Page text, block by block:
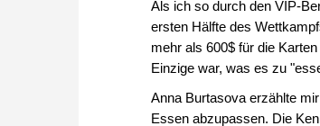
Als ich so durch den VIP-
ersten Hälfte des
mehr als 600$ für die
Einzige war, was es zu
Anna Burtasova erzählte
Essen abzupassen. Die